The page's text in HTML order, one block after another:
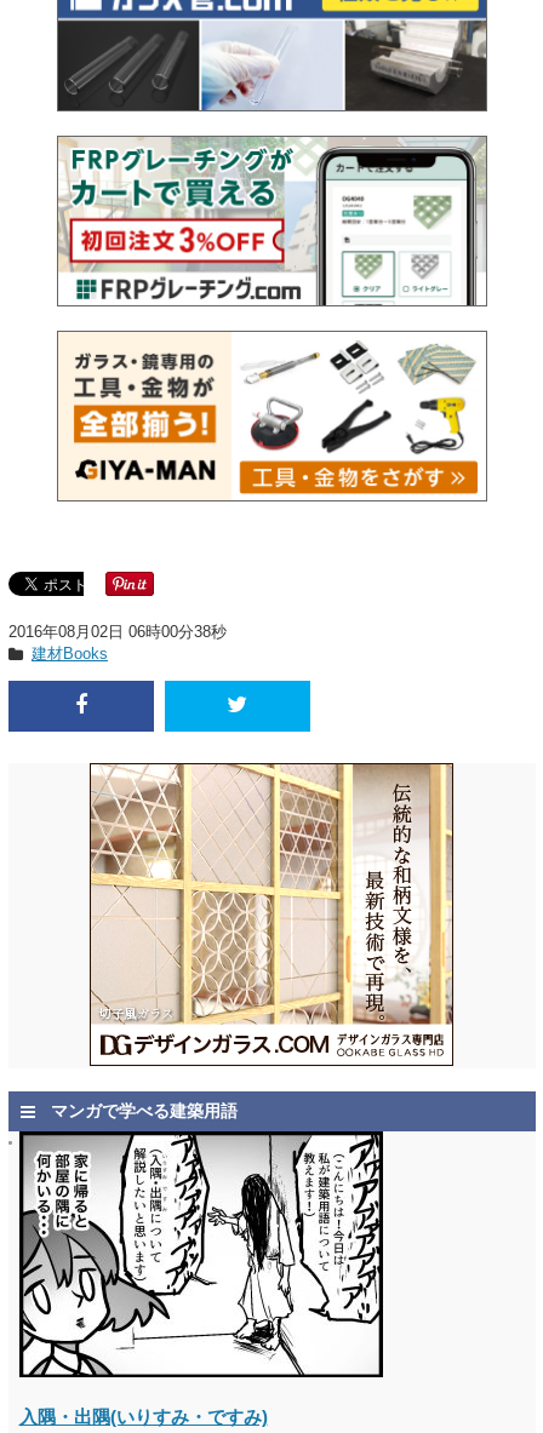
2016年08月02日 06時00分38秒
建材Books
マンガで学べる建築用語
入隅・出隅(いりすみ・ですみ)